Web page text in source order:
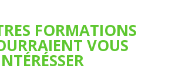
FORMATIONS
VOUS